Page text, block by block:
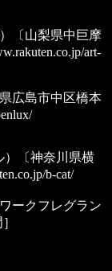
〔山梨県中巨摩
art-
広島市中区橋本
）〔神奈川県横
b-cat/
ークフレグラン